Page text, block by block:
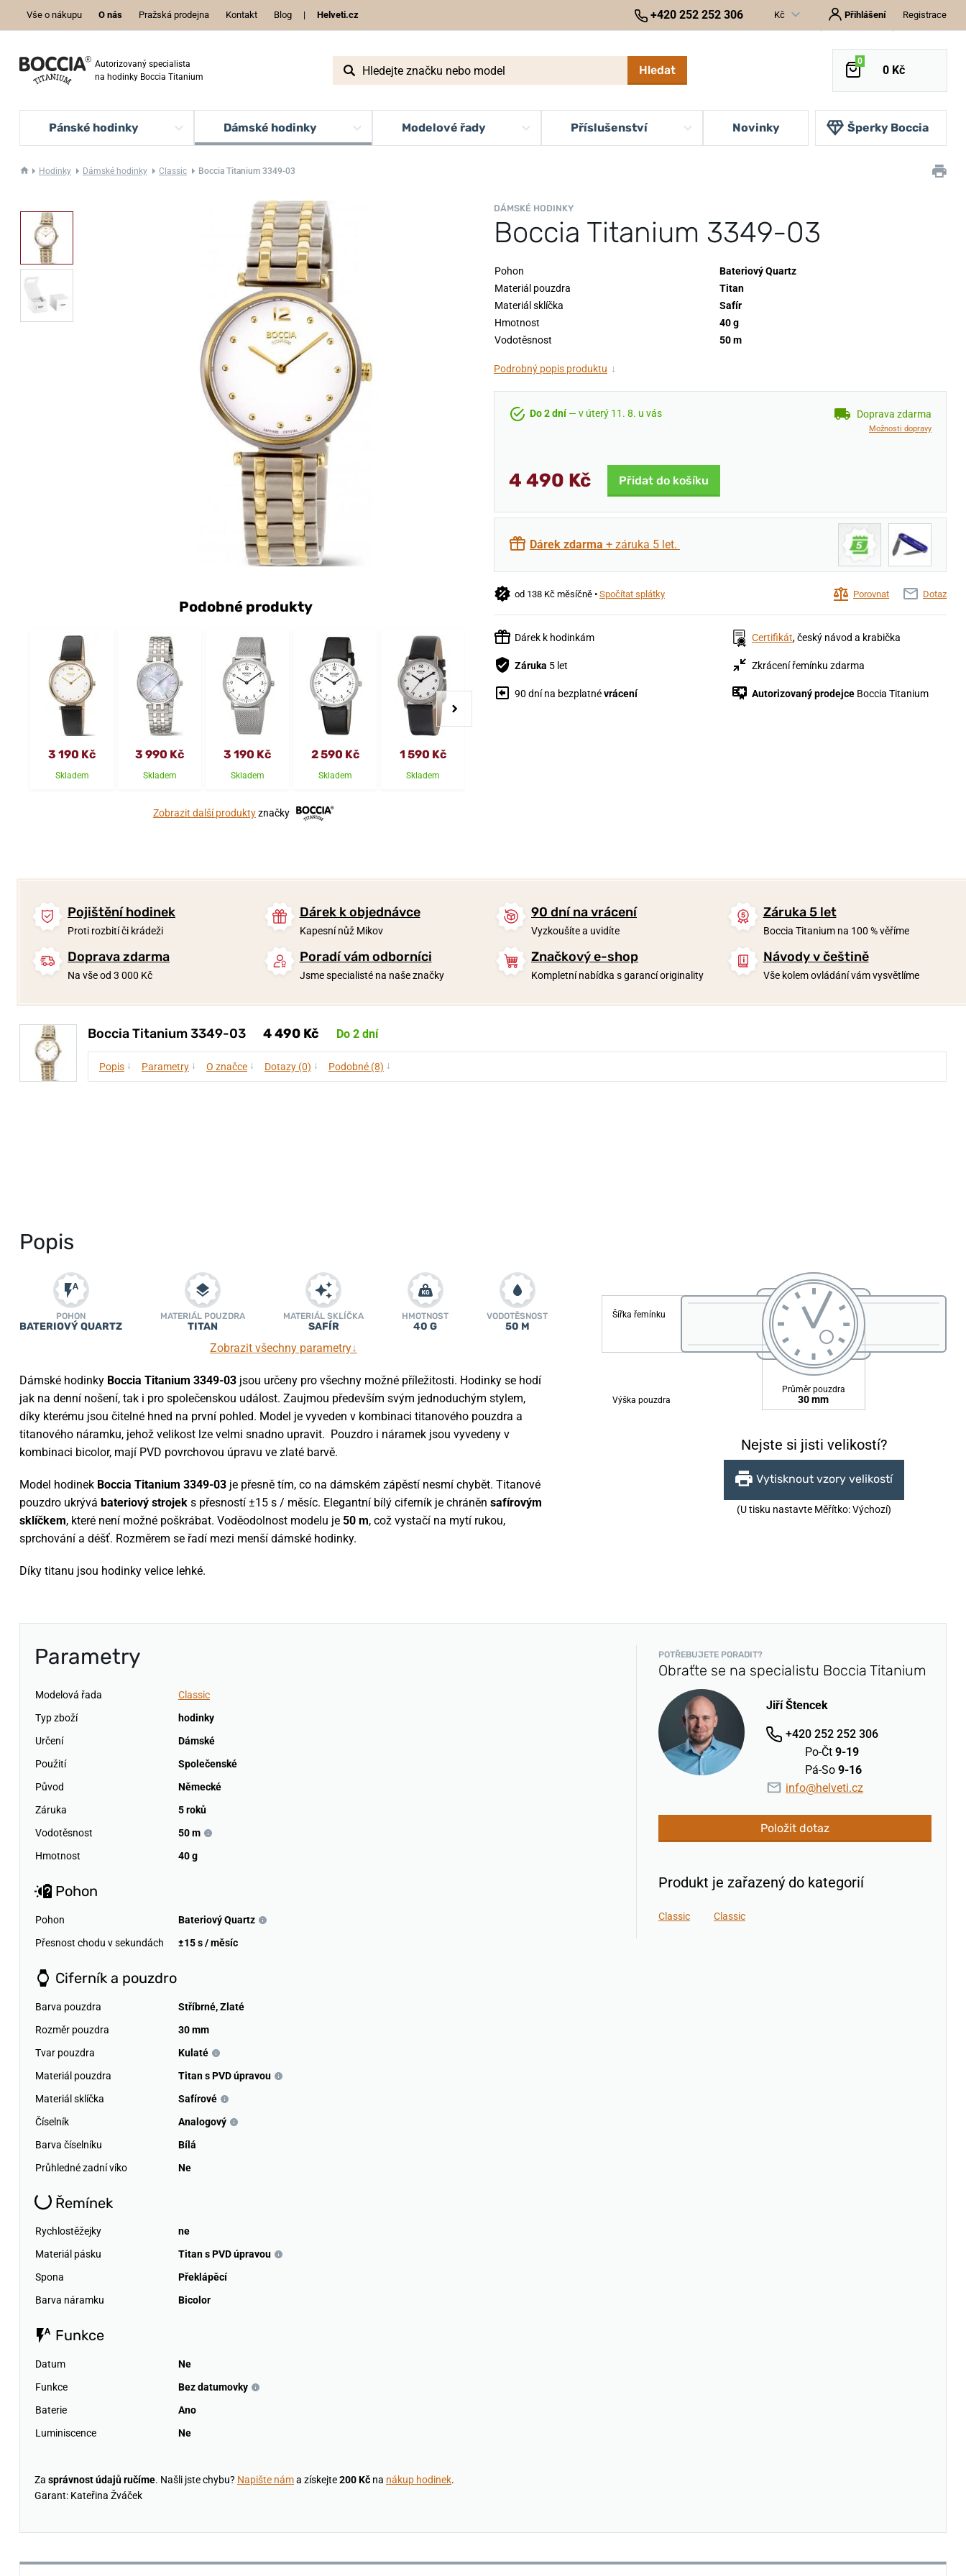
Vše o nákupu O nás Pražská prodejna Kontakt Blog | Helveti.cz +420 252 252 306 Kč Přihlášení Registrace
Autorizovaný specialista
na hodinky Boccia Titanium
Hledat
0
0 Kč
Pánské hodinky Dámské hodinky Modelové řady Příslušenství Novinky Šperky Boccia
Hodinky Dámské hodinky Classic Boccia Titanium 3349-03
DÁMSKÉ HODINKY
Boccia Titanium 3349-03
Pohon
Bateriový Quartz
Materiál pouzdra
Titan
Materiál sklíčka
Safír
Hmotnost
40 g
Vodotěsnost
50 m
Podrobný popis produktu ↓
Do 2 dní— v úterý 11. 8. u vás Doprava zdarma
Možnosti dopravy
4 490 Kč Přidat do košíku
Dárek zdarma + záruka 5 let.
od 138 Kč měsíčně • Spočítat splátky Porovnat Dotaz
Dárek k hodinkám Certifikát, český návod a krabička
Záruka 5 let Zkrácení řemínku zdarma
90 dní na bezplatnévrácení Autorizovaný prodejce Boccia Titanium
Podobné produkty
3 190 Kč
Skladem
3 990 Kč
Skladem
3 190 Kč
Skladem
2 590 Kč
Skladem
1 590 Kč
Skladem
Zobrazit další produktyznačky
Pojištění hodinek
Proti rozbití či krádeži
Dárek k objednávce
Kapesní nůž Mikov
90 dní na vrácení
Vyzkoušíte a uvidíte
Záruka 5 let
Boccia Titanium na 100 % věříme
Doprava zdarma
Na vše od 3 000 Kč
Poradí vám odborníci
Jsme specialisté na naše značky
Značkový e-shop
Kompletní nabídka s garancí originality
Návody v češtině
Vše kolem ovládání vám vysvětlíme
Boccia Titanium 3349-03 4 490 Kč Do 2 dní
Popis ↓ Parametry ↓ O značce ↓ Dotazy (0) ↓ Podobné (8) ↓
Popis
POHON
BATERIOVÝ QUARTZ
MATERIÁL POUZDRA
TITAN
MATERIÁL SKLÍČKA
SAFÍR
HMOTNOST
40 G
VODOTĚSNOST
50 M
Zobrazit všechny parametry↓
Dámské hodinky Boccia Titanium 3349-03 jsou určeny pro všechny možné příležitosti. Hodinky se hodí
jak na denní nošení, tak i pro společenskou událost. Zaujmou především svým jednoduchým stylem,
díky kterému jsou čitelné hned na první pohled. Model je vyveden v kombinaci titanového pouzdra a
titanového náramku, jehož velikost lze velmi snadno upravit. Pouzdro i náramek jsou vyvedeny v
kombinaci bicolor, mají PVD povrchovou úpravu ve zlaté barvě.
Model hodinek Boccia Titanium 3349-03 je přesně tím, co na dámském zápěstí nesmí chybět. Titanové
pouzdro ukrývá bateriový strojek s přesností ±15 s / měsíc. Elegantní bílý ciferník je chráněn safírovým
sklíčkem, které není možné poškrábat. Voděodolnost modelu je 50 m, což vystačí na mytí rukou,
sprchování a déšť. Rozměrem se řadí mezi menší dámské hodinky.
Díky titanu jsou hodinky velice lehké.
Šířka řemínku
Výška pouzdra
Průměr pouzdra
30 mm
Nejste si jisti velikostí?
Vytisknout vzory velikostí
(U tisku nastavte Měřítko: Výchozí)
Parametry
Modelová řada
Classic
Typ zboží
hodinky
Určení
Dámské
Použití
Společenské
Původ
Německé
Záruka
5 roků
Vodotěsnost
50 m
Hmotnost
40 g
Pohon
Pohon
Bateriový Quartz
Přesnost chodu v sekundách
±15 s / měsíc
Ciferník a pouzdro
Barva pouzdra Stříbrné,Zlaté
Rozměr pouzdra
30 mm
Tvar pouzdra
Kulaté
Materiál pouzdra
Titan s PVD úpravou
Materiál sklíčka
Safírové
Číselník
Analogový
Barva číselníku
Bílá
Průhledné zadní víko
Ne
Řemínek
Rychlostěžejky
ne
Materiál pásku
Titan s PVD úpravou
Spona
Překlápěcí
Barva náramku
Bicolor
Funkce
Datum
Ne
Funkce
Bez datumovky
Baterie
Ano
Luminiscence
Ne
Za správnost údajů ručíme. Našli jste chybu? Napište náma získejte200 Kč na nákup hodinek.
Garant: Kateřina Žváček
POTŘEBUJETE PORADIT?
Obraťte se na specialistu Boccia Titanium
Jiří Štencek
+420 252 252 306
Po-Čt 9-19
Pá-So 9-16
info@helveti.cz
Položit dotaz
Produkt je zařazený do kategorií
Classic Classic